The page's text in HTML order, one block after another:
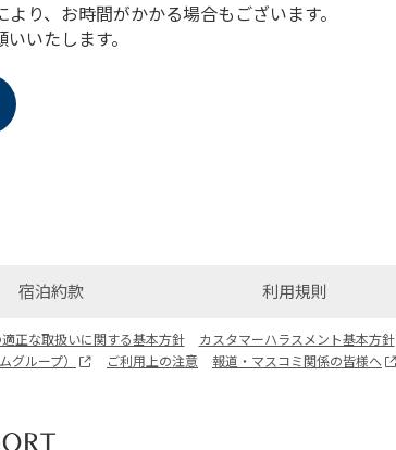
り、お時間がかかる場合もございます。
いたします。
宿泊約款 利用規則
正な取扱いに関する基本方針
カスタマーハラスメント基本方針
グループ） ご利用上の注意 報道・マスコミ関係の皆様へ